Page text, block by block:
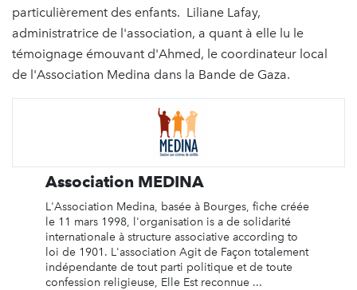
particulièrement des enfants. Liliane Lafay,
administratrice de l'association, a quant à elle lu le
témoignage émouvant d'Ahmed, le coordinateur local
de l'Association Medina dans la Bande de Gaza.
Association MEDINA
L'Association Medina, basée à Bourges, fiche créée
le 11 mars 1998, l'organisation is a de solidarité
internationale à structure associative according to
loi de 1901. L'association Agit de Façon totalement
indépendante de tout parti politique et de toute
confession religieuse, Elle Est reconnue ...